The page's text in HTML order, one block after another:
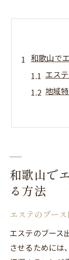
和歌山で
エス
地域
エス
エス
地域
エス
地域
紀の川
和歌山で
る方法
エステのブー
エステのブース
させるためには